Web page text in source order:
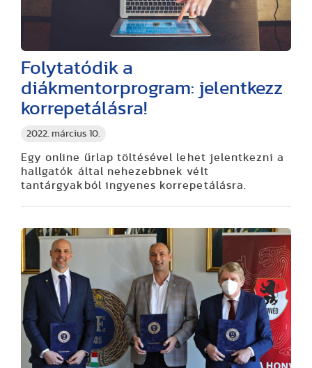
2022. március 10.
Folytatódik a
diákmentorprogram: jelentkezz
korrepetálásra!
Egy online űrlap töltésével lehet jelentkezni a
hallgatók által nehezebbnek vélt
tantárgyakból ingyenes korrepetálásra.